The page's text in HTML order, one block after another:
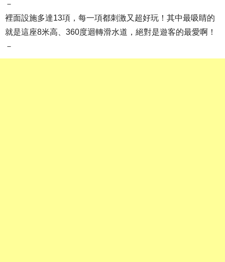
－
裡面設施多達13項，每一項都刺激又超好玩！其中最吸睛的
就是這座8米高、360度迴轉滑水道，絕對是遊客的最愛啊！
－